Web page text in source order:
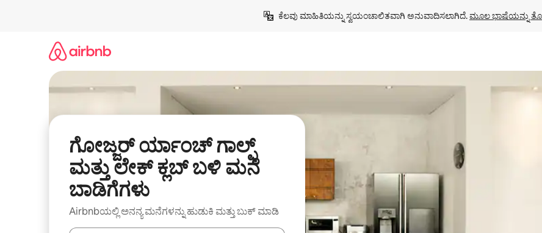
ಕೆಲವು ಮಾಹಿತಿಯನ್ನು ಸ್ವಯಂಚಾಲಿತವಾಗಿ ಅನುವಾದಿಸಲಾಗಿದೆ. ಮೂಲ ಭಾಷೆಯನ್ನು
ಗೋಜ್ಜರ್ ರ್ಯಾಂಚ್ ಗಾಲ್ಫ್
ಮತ್ತು ಲೇಕ್ ಕ್ಲಬ್ ಬಳಿ ಮನೆ
ಬಾಡಿಗೆಗಳು
Airbnbಯಲ್ಲಿ ಅನನ್ಯ ಮನೆಗಳನ್ನು ಹುಡುಕಿ ಮತ್ತು ಬುಕ್ ಮಾಡಿ